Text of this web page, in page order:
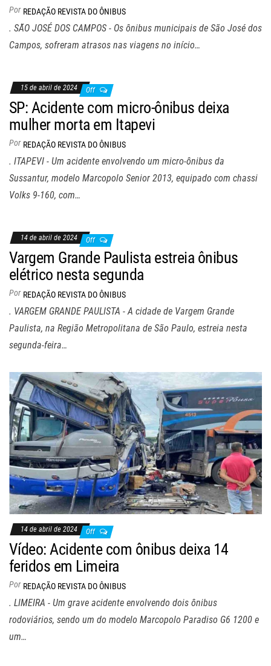
Por REDAÇÃO REVISTA DO ÔNIBUS
. SÃO JOSÉ DOS CAMPOS - Os ônibus municipais de São José dos
Campos, sofreram atrasos nas viagens no início…
15 de abril de 2024 Off
SP: Acidente com micro-ônibus deixa
mulher morta em Itapevi
Por REDAÇÃO REVISTA DO ÔNIBUS
. ITAPEVI - Um acidente envolvendo um micro-ônibus da
Sussantur, modelo Marcopolo Senior 2013, equipado com chassi
Volks 9-160, com…
14 de abril de 2024 Off
Vargem Grande Paulista estreia ônibus
elétrico nesta segunda
Por REDAÇÃO REVISTA DO ÔNIBUS
. VARGEM GRANDE PAULISTA - A cidade de Vargem Grande
Paulista, na Região Metropolitana de São Paulo, estreia nesta
segunda-feira…
14 de abril de 2024 Off
Vídeo: Acidente com ônibus deixa 14
feridos em Limeira
Por REDAÇÃO REVISTA DO ÔNIBUS
. LIMEIRA - Um grave acidente envolvendo dois ônibus
rodoviários, sendo um do modelo Marcopolo Paradiso G6 1200 e
um…